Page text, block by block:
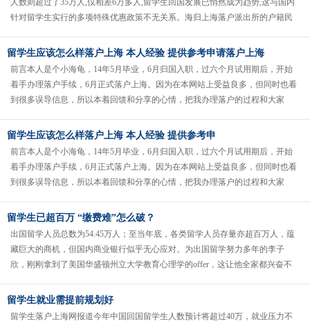
人数则超过了35万人,仅相差6万多人,留学生回国发展已悄然成为趋势,这与国内
针对留学生实行的多项特殊优惠政策不无关系。海归上海落户派出所的户籍民
留学生应该怎么样落户上海 本人经验 提供参考申请落户上海
前言本人是个小海龟，14年5月毕业，6月归国入职，过六个月试用期后，开始
着手办理落户手续，6月正式落户上海。因为在本网站上受益良多，但同时也看
到很多误导信息，所以本着回馈和分享的心情，把我办理落户的过程和大家
留学生应该怎么样落户上海 本人经验 提供参考申
前言本人是个小海龟，14年5月毕业，6月归国入职，过六个月试用期后，开始
着手办理落户手续，6月正式落户上海。因为在本网站上受益良多，但同时也看
到很多误导信息，所以本着回馈和分享的心情，把我办理落户的过程和大家
留学生已超百万 “缴费难”怎么破？
出国留学人员总数为54.45万人；至当年底，各类留学人员存量亦超百万人，蕴
藏巨大的商机，但国内商业银行似乎无心应对。为出国留学努力多年的李子
欣，刚刚拿到了美国华盛顿州立大学教育心理学的offer，这让他全家都兴奋不
留学生就业需提前规划好
留学生落户上海网报道今年中国回国留学生人数预计将超过40万，就业压力不